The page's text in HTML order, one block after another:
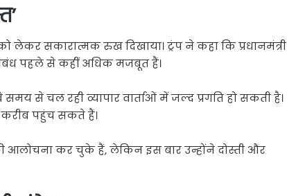
लेकर सकारात्मक रुख दिखाया। ट्रंप ने कहा कि प्रधानमंत्री
पहले से कहीं अधिक मजबूत हैं।
से चल रही व्यापार वार्ताओं में जल्द प्रगति हो सकती है।
करीब पहुंच सकते हैं।
आलोचना कर चुके हैं, लेकिन इस बार उन्होंने दोस्ती और